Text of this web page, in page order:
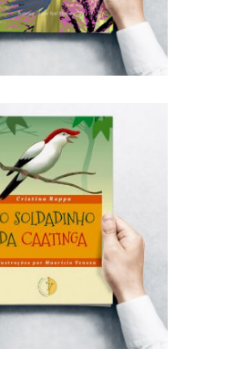
R$52,00